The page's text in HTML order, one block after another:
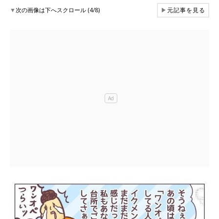
▼次の画像は下へスクロール (4/8) ▶元記事を見る